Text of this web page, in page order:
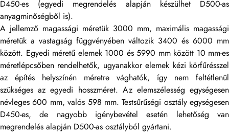
D450-es (egyedi megrendelés alapján készülhet D500-as
anyagminőségből is).
A jellemző magassági méretük 3000 mm, maximális magassági
méretük a vastagság függvényében változik 3400 és 6000 mm
között. Egyedi méretű elemek 1000 és 5990 mm között 10 mm-es
méretlépcsőben rendelhetők, ugyanakkor elemek kézi körfűrésszel
az építés helyszínén méretre vághatók, így nem feltétlenül
szükséges az egyedi hosszméret. Az elemszélesség egységesen
névleges 600 mm, valós 598 mm. Testsűrűségi osztály egységesen
D450-es, de nagyobb igénybevétel esetén lehetőség van
megrendelés alapján D500-as osztályból gyártani.